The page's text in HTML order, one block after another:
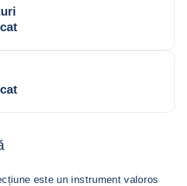
este un instrument valoros